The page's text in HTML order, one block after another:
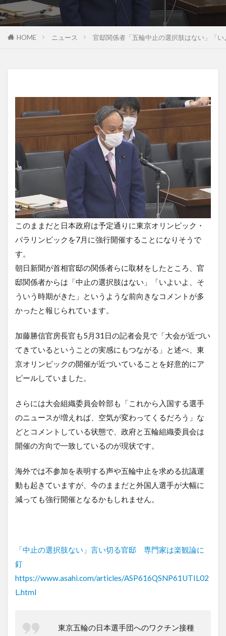
HOME ニュース 官邸関係者「五輪中止の選択肢はない」「
このままだと日本政府は予定通りに東京オリンピック・
パラリンピックを7月に強行開催することになりそうで
す。
朝日新聞が首相官邸の関係者らに取材をしたところ、官
邸関係者からは「中止の選択肢はない」「いよいよ、そ
ういう時期がきた」というような前向きなコメントが多
かったと報じられています。
加藤勝信官房長官も5月31日の記者会見で「大会が近づい
てきているということの実感にもつながる」と述べ、東
京オリンピックの開催が近づいていることを好意的にア
ピールしていました。
さらには大会組織委員会幹部も「これから入国する選手
のニュースが増えれば、空気が変わってくるだろう」な
どとコメントしている状態で、政府と五輪組織委員会は
開催の方向で一致しているのが現状です。
海外では不参加を表明する声や五輪中止を求める抗議運
動も起きていますが、今のままだと外国人選手が大幅に
減っても強行開催となるかもしれません。
「中止の選択肢ない」言い切る官邸 専門家は楽観論に
釘
https://www.asahi.com/articles/ASP616QSNP61UTIL02
L.html
東京五輪の日本選手団へのワクチン接種